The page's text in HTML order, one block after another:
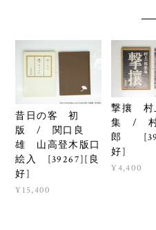
昔日の客 初
版 / 関口良
雄 山高登木版口
絵入 [39267][良
好]
¥15,400
撃攘 村
集 / 村
郎
好]
¥4,400